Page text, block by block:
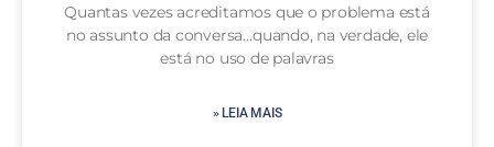
Quantas vezes acreditamos que o problema está
no assunto da conversa…quando, na verdade, ele
está no uso de palavras
» LEIA MAIS